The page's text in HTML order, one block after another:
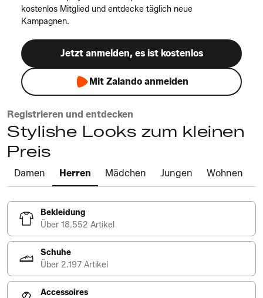
kostenlos Mitglied und entdecke täglich neue
Kampagnen.
Jetzt anmelden, es ist kostenlos
Mit Zalando anmelden
Registrieren und entdecken
Stylishe Looks zum kleinen
Preis
Damen Herren Mädchen Jungen Wohnen
Bekleidung
Über 18.552 Artikel
Schuhe
Über 2.197 Artikel
Accessoires